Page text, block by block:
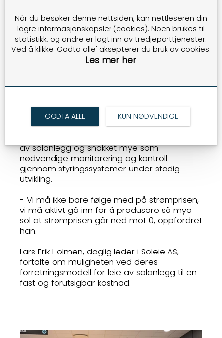
estimert årlig produksjon på over 550.000
kWh.
IKKE BARE SOL, BATTERIER OGSÅ
Aksel Kverneland, daglig leder i Kverneland
Energi snakket om viktigheten av topp
Han understreket også at solceller ikke er
batteripakker.
Kverneland viste til mange eksempler på
av solanlegg og snakket mye som
nødvendige monitorering og kontroll
gjennom styringssystemer under stadig
utvikling.
- Vi må ikke bare følge med på strømprisen,
vi må aktivt gå inn for å produsere så mye
sol at strømprisen går ned mot 0, oppfordret
han.
Lars Erik Holmen, daglig leder i Soleie AS,
fortalte om muligheten ved deres
forretningsmodell for leie av solanlegg til en
fast og forutsigbar kostnad.
Når du besøker denne nettsiden, kan nettleseren din
lagre informasjonskapsler (cookies). Noen brukes til
statistikk, og andre er lagt inn av tredjeparttjenester.
Ved å klikke 'Godta alle' aksepterer du bruk av cookies.
Les mer her
GODTA ALLE KUN NØDVENDIGE